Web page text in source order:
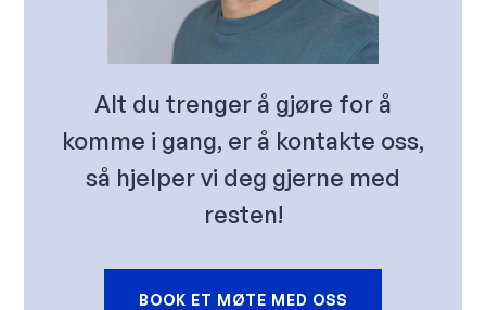
Alt du trenger å gjøre for å
komme i gang, er å kontakte oss,
så hjelper vi deg gjerne med
resten!
BOOK ET MØTE MED OSS